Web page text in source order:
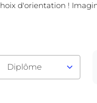
d'orientation !
Diplôme